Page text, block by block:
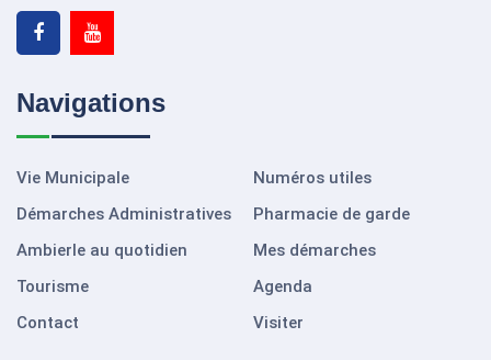
Navigations
Vie Municipale
Démarches Administratives
Ambierle au quotidien
Tourisme
Contact
Numéros utiles
Pharmacie de garde
Mes démarches
Agenda
Visiter